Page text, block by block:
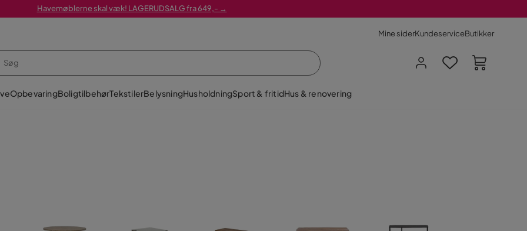
Havemøblerne skal væk! LAGERUDSALG fra 649,- →
Mine siderKundeserviceButikker
OpbevaringBoligtilbehørTekstilerBelysningHusholdningSport & fritidHus & renovering